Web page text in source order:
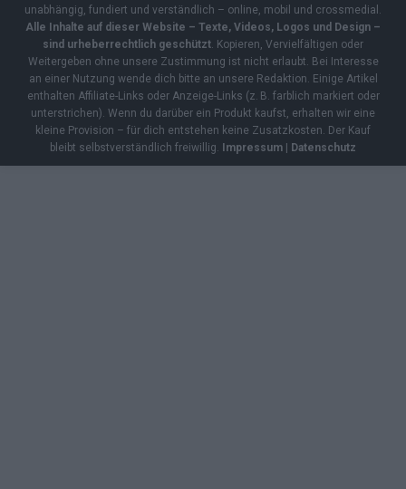
unabhängig, fundiert und verständlich – online, mobil und crossmedial.
Alle Inhalte auf dieser Website – Texte, Videos, Logos und Design –
sind urheberrechtlich geschützt . Kopieren, Vervielfältigen oder
Weitergeben ohne unsere Zustimmung ist nicht erlaubt. Bei Interesse
an einer Nutzung wende dich bitte an unsere Redaktion. Einige Artikel
enthalten Affiliate-Links oder Anzeige-Links (z. B. farblich markiert oder
unterstrichen). Wenn du darüber ein Produkt kaufst, erhalten wir eine
kleine Provision – für dich entstehen keine Zusatzkosten. Der Kauf
bleibt selbstverständlich freiwillig. Impressum | Datenschutz